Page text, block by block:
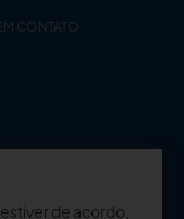
CONTATO
estiver de acordo,